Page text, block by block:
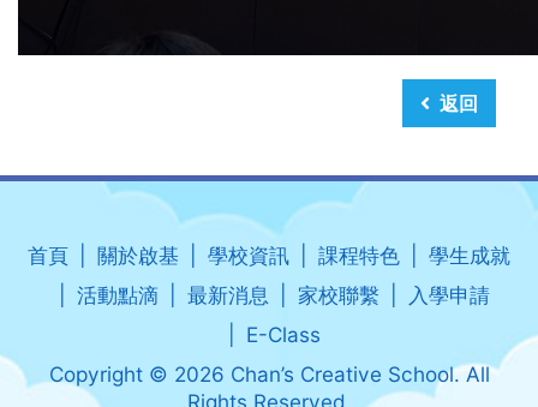
返回
首頁 關於啟基 學校資訊 課程特色
學生成就
活動點滴
最新消息 家校聯繫
入學申請
E-Class
Copyright © 2026 Chan’s Creative School. All